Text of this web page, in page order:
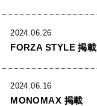
2024.06.26
FORZA STYLE 掲載
2024.06.16
MONOMAX 掲載